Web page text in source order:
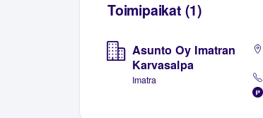
Toimipaikat (1)
Asunto Oy Imatran
Karvasalpa
Imatra